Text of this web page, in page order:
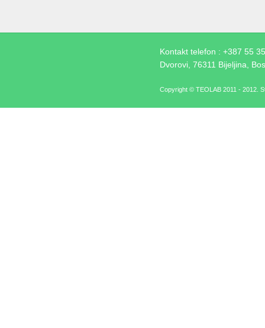
Kontakt telefon : +387 55
Dvorovi, 76311 Bijeljina,
Copyright © TEOLAB 2011 - 2012.